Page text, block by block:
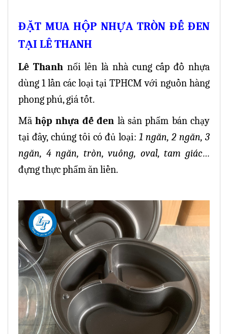
ĐẶT MUA HỘP NHỰA TRÒN ĐẾ ĐEN
TẠI LÊ THANH
Lê Thanhnổi lên là nhà cung cấp đồ nhựa
dùng 1 lần các loại tại TPHCM với nguồn hàng
phong phú, giá tốt.
Mãhộp nhựa đế đen là sản phẩm bán chạy
tại đây, chúng tôi có đủ loại: 1 ngăn, 2 ngăn, 3
ngăn, 4 ngăn, tròn, vuông, oval, tam giác…
đựng thực phẩm ăn liền.